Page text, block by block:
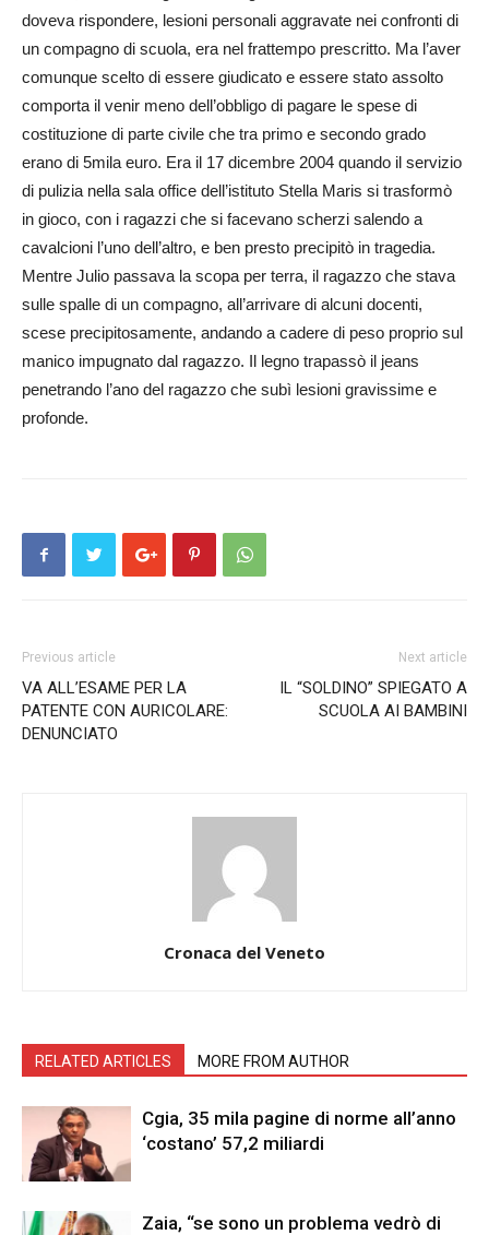
doveva rispondere, lesioni personali aggravate nei confronti di
un compagno di scuola, era nel frattempo prescritto. Ma l’aver
comunque scelto di essere giudicato e essere stato assolto
comporta il venir meno dell’obbligo di pagare le spese di
costituzione di parte civile che tra primo e secondo grado
erano di 5mila euro. Era il 17 dicembre 2004 quando il servizio
di pulizia nella sala office dell’istituto Stella Maris si trasformò
in gioco, con i ragazzi che si facevano scherzi salendo a
cavalcioni l’uno dell’altro, e ben presto precipitò in tragedia.
Mentre Julio passava la scopa per terra, il ragazzo che stava
sulle spalle di un compagno, all’arrivare di alcuni docenti,
scese precipitosamente, andando a cadere di peso proprio sul
manico impugnato dal ragazzo. Il legno trapassò il jeans
penetrando l’ano del ragazzo che subì lesioni gravissime e
profonde.
Previous article
VA ALL’ESAME PER LA
PATENTE CON AURICOLARE:
DENUNCIATO
Next article
IL “SOLDINO” SPIEGATO A
SCUOLA AI BAMBINI
Cronaca del Veneto
RELATED ARTICLES MORE FROM AUTHOR
Cgia, 35 mila pagine di norme all’anno
‘costano’ 57,2 miliardi
Zaia, “se sono un problema vedrò di